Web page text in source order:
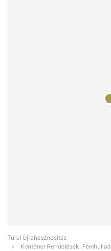
Turul Újrahasznosítás
Konténer Rendelések,